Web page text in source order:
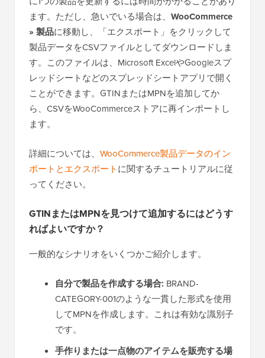
ます。ただし、急いでいる場合は、 WooCommerce
» 製品に移動し、「エクスポート」をクリックして
製品データをCSVファイルとしてダウンロードしま
す。このファイルは、Microsoft ExcelやGoogleスプ
レッドシートなどのスプレッドシートアプリで開く
ことができます。GTINまたはMPNを追加してか
ら、CSVをWooCommerceストアに再インポートし
ます。
詳細については、 WooCommerce製品データのイン
ポートとエクスポートに関するチュートリアルに従
ってください。
GTINまたはMPNを見つけて追加するにはどうす
ればよいですか？
一般的なシナリオをいくつかご紹介します。
自分で製品を作成する場合: BRAND-
CATEGORY-001のような一貫した形式を使用
してMPNを作成します。これは有効な識別子
です。
手作りまたは一点物のアイテムを販売する場